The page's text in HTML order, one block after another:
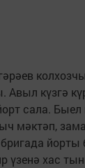
Авыл күзгә
сала.
мәктәп,
йорты
үзенә хас